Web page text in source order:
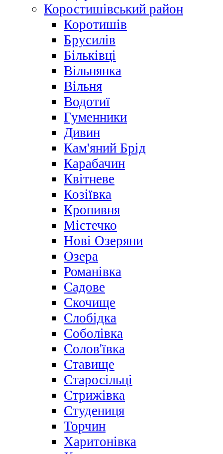
Коростишівський район
Коротишів
Брусилів
Більківці
Вільнянка
Вільня
Водотиї
Гуменники
Дивин
Кам'яний Брід
Карабачин
Квітневе
Козіївка
Кропивня
Містечко
Нові Озеряни
Озера
Романівка
Садове
Скочище
Слобідка
Соболівка
Солов'ївка
Ставище
Старосільці
Стрижівка
Студениця
Торчин
Харитонівка